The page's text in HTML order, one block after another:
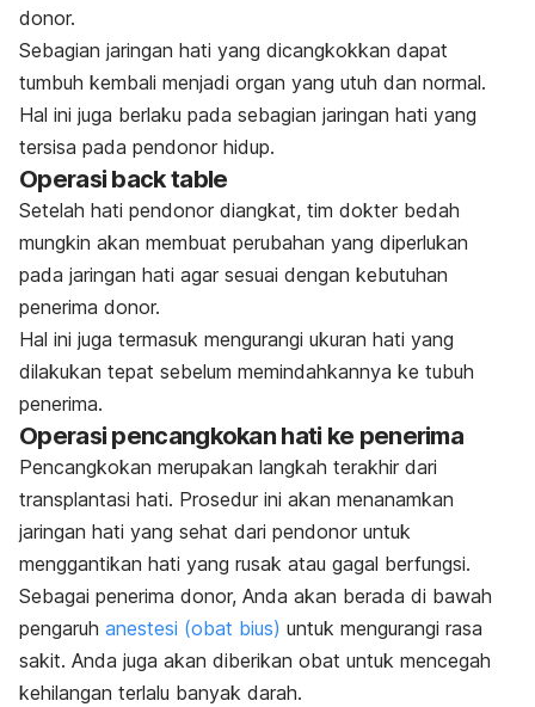
donor.
Sebagian jaringan hati yang dicangkokkan dapat
tumbuh kembali menjadi organ yang utuh dan normal.
Hal ini juga berlaku pada sebagian jaringan hati yang
tersisa pada pendonor hidup.
Operasi back table
Setelah hati pendonor diangkat, tim dokter bedah
mungkin akan membuat perubahan yang diperlukan
pada jaringan hati agar sesuai dengan kebutuhan
penerima donor.
Hal ini juga termasuk mengurangi ukuran hati yang
dilakukan tepat sebelum memindahkannya ke tubuh
penerima.
Operasi pencangkokan hati ke penerima
Pencangkokan merupakan langkah terakhir dari
transplantasi hati. Prosedur ini akan menanamkan
jaringan hati yang sehat dari pendonor untuk
menggantikan hati yang rusak atau gagal berfungsi.
Sebagai penerima donor, Anda akan berada di bawah
pengaruh anestesi (obat bius) untuk mengurangi rasa
sakit. Anda juga akan diberikan obat untuk mencegah
kehilangan terlalu banyak darah.